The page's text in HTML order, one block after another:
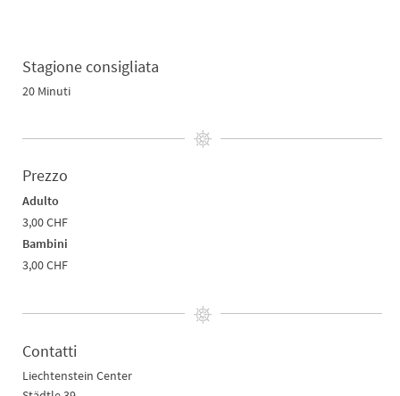
Stagione consigliata
20 Minuti
Prezzo
Adulto
3,00 CHF
Bambini
3,00 CHF
Contatti
Liechtenstein Center